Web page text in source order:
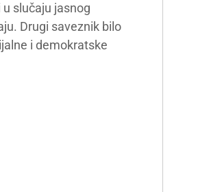
slučaju jasnog
Drugi saveznik bilo
i demokratske